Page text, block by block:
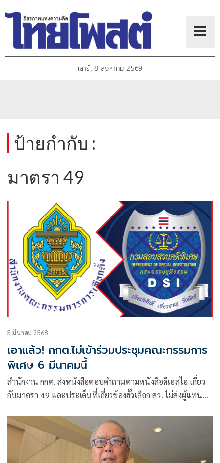
เสาร์, 8 สิงหาคม 2569
ป้ายกำกับ :
มาตรา 49
5 มีนาคม 2568
เอาแล้ว! กกต.ไม่เข้าร่วมประชุมคณะกรรมการ
พิเศษ 6 มีนาคมนี้
สำนักงาน กกต. ส่งหนังสือตอบคำถามตามหนังสือดีเอสไอ เกี่ยว
กับมาตรา 49 และประเด็นที่เกี่ยวข้องฮั๊วเลือก สว. ไม่ส่งผู้แทน